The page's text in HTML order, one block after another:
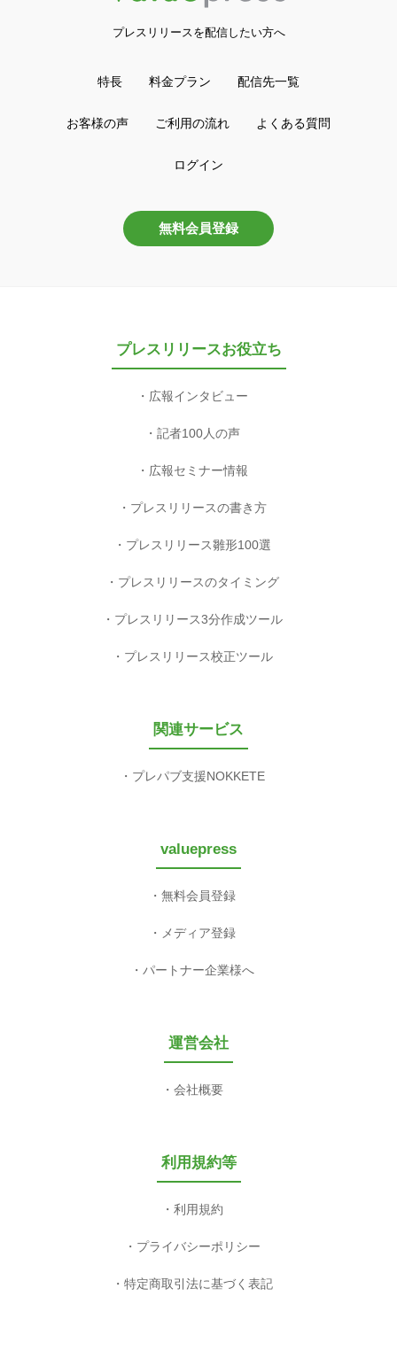
プレスリリースを配信したい方へ
特長 料金プラン 配信先一覧
お客様の声 ご利用の流れ よくある質問
ログイン
無料会員登録
プレスリリースお役立ち
広報インタビュー
記者100人の声
広報セミナー情報
プレスリリースの書き方
プレスリリース雛形100選
プレスリリースのタイミング
プレスリリース3分作成ツール
プレスリリース校正ツール
関連サービス
プレパブ支援NOKKETE
valuepress
無料会員登録
メディア登録
パートナー企業様へ
運営会社
会社概要
利用規約等
利用規約
プライバシーポリシー
特定商取引法に基づく表記